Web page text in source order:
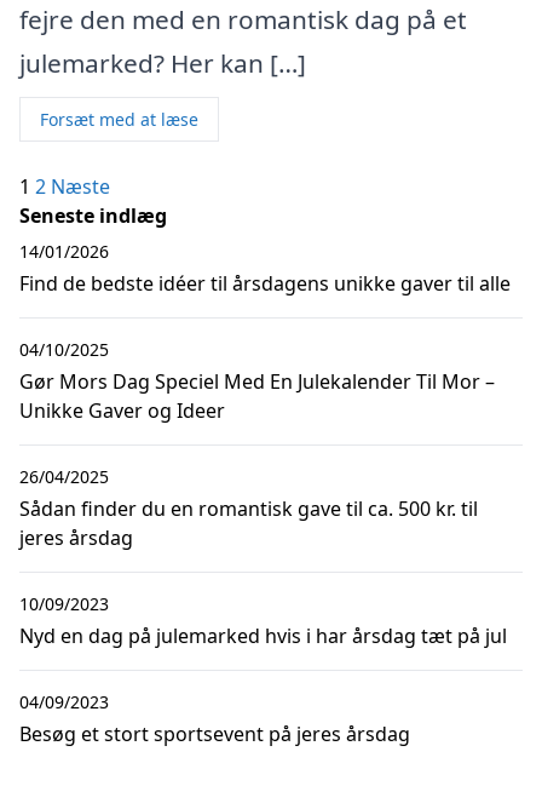
fejre den med en romantisk dag på et
julemarked? Her kan […]
Forsæt med at læse
Indlægsinddeling
1 2 Næste
Seneste indlæg
Find de bedste idéer til årsdagens unikke gaver til alle
14/01/2026
Gør Mors Dag Speciel Med En Julekalender Til Mor –
Unikke Gaver og Ideer
04/10/2025
Sådan finder du en romantisk gave til ca. 500 kr. til
jeres årsdag
26/04/2025
Nyd en dag på julemarked hvis i har årsdag tæt på jul
10/09/2023
Besøg et stort sportsevent på jeres årsdag
04/09/2023